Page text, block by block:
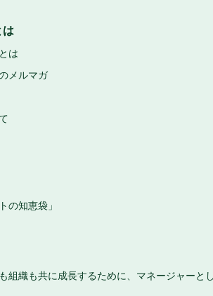
は
は
メルマガ
の知恵袋」
組織も共に成長するために、マネージャーと